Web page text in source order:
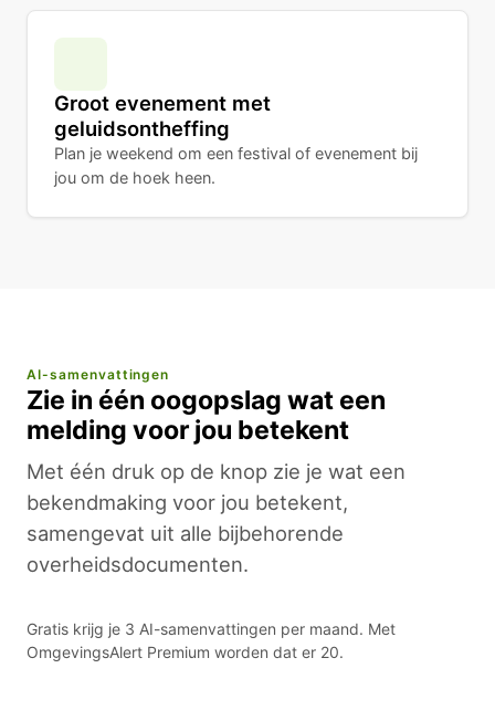
Groot evenement met
geluidsontheffing
Plan je weekend om een festival of evenement bij
jou om de hoek heen.
AI-samenvattingen
Zie in één oogopslag wat een
melding voor jou betekent
Met één druk op de knop zie je wat een
bekendmaking voor jou betekent,
samengevat uit alle bijbehorende
overheidsdocumenten.
Gratis krijg je 3 AI-samenvattingen per maand. Met
OmgevingsAlert Premium worden dat er 20.